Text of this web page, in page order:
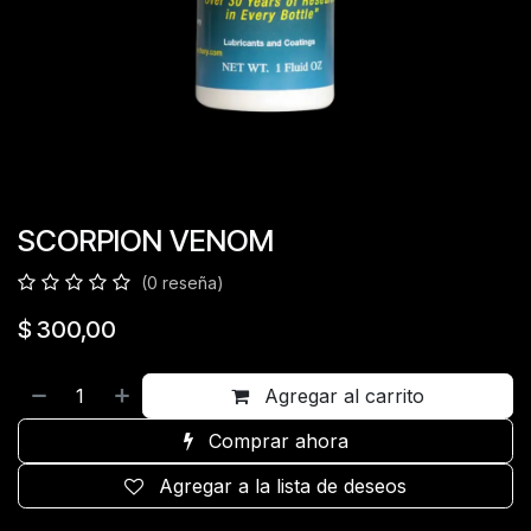
SCORPION VENOM
(0 reseña)
$ 300,00
Agregar al carrito
Comprar ahora
Agregar a la lista de deseos